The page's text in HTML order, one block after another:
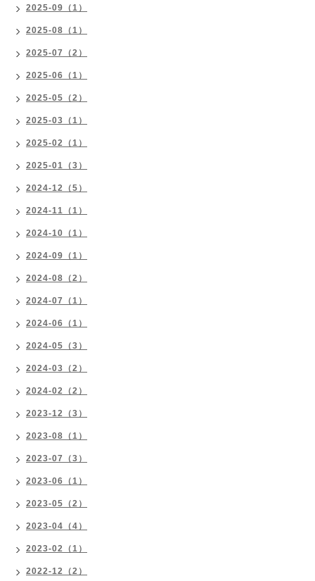
2025-09（1）
2025-08（1）
2025-07（2）
2025-06（1）
2025-05（2）
2025-03（1）
2025-02（1）
2025-01（3）
2024-12（5）
2024-11（1）
2024-10（1）
2024-09（1）
2024-08（2）
2024-07（1）
2024-06（1）
2024-05（3）
2024-03（2）
2024-02（2）
2023-12（3）
2023-08（1）
2023-07（3）
2023-06（1）
2023-05（2）
2023-04（4）
2023-02（1）
2022-12（2）